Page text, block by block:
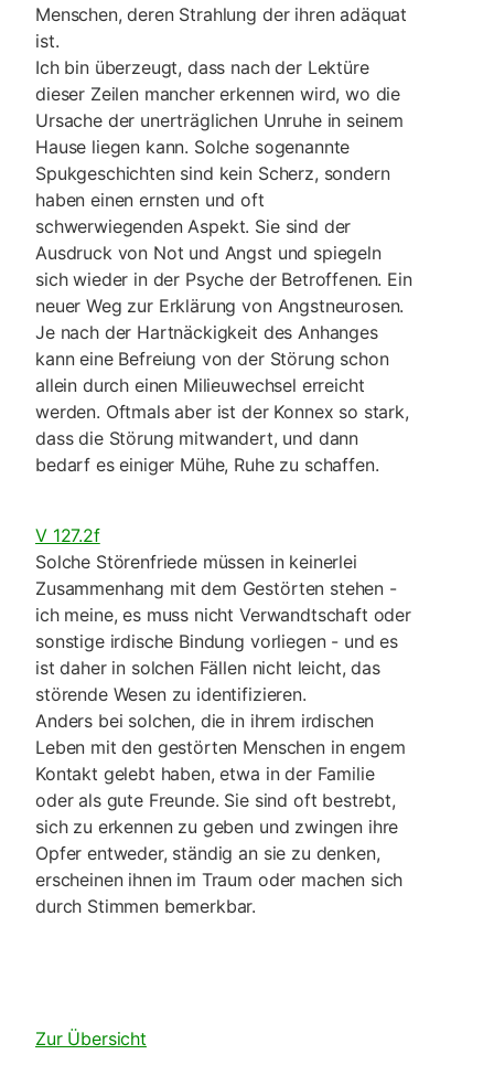
Menschen, deren Strahlung der ihren adäquat
ist.
Ich bin überzeugt, dass nach der Lektüre
dieser Zeilen mancher erkennen wird, wo die
Ursache der unerträgli­chen Unruhe in seinem
Hause liegen kann. Solche soge­nannte
Spukgeschichten sind kein Scherz, sondern
haben einen ernsten und oft
schwerwiegenden Aspekt. Sie sind der
Ausdruck von Not und Angst und spiegeln
sich wieder in der Psyche der Betrof­fenen. Ein
neuer Weg zur Er­klärung von Angstneuro­sen.
Je nach der Hartnäckigkeit des Anhanges
kann eine Befreiung von der Störung schon
allein durch einen Milieu­wechsel erreicht
werden. Oft­mals aber ist der Kon­nex so stark,
dass die Störung mitwandert, und dann
bedarf es einiger Mühe, Ruhe zu schaffen.
V 127.2f
Solche Störenfriede müssen in keinerlei
Zusammen­hang mit dem Gestörten stehen -
ich meine, es muss nicht Verwandtschaft oder
sonstige irdische Bindung vor­liegen - und es
ist daher in solchen Fällen nicht leicht, das
störende Wesen zu identi­fi­zieren.
Anders bei solchen, die in ihrem irdischen
Leben mit den gestörten Menschen in engem
Kontakt gelebt haben, etwa in der Familie
oder als gute Freunde. Sie sind oft bestrebt,
sich zu erkennen zu geben und zwingen ihre
Opfer entweder, ständig an sie zu denken,
erscheinen ihnen im Traum oder machen sich
durch Stimmen be­merk­bar.
Zur Übersicht